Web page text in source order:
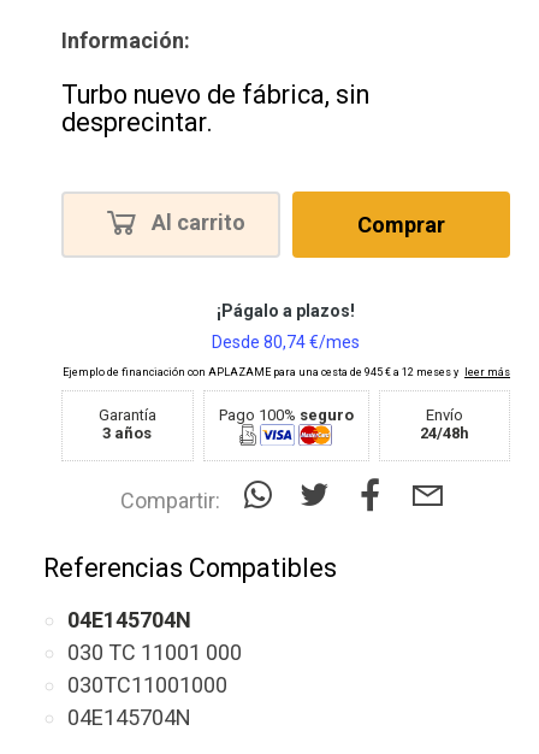
Información:
Turbo nuevo de fábrica, sin
desprecintar.
Al carrito Comprar
Garantía
3 años
Pago 100% seguro
Envío
24/48h
Compartir:
Referencias Compatibles
04E145704N
030 TC 11001 000
030TC11001000
04E145704N